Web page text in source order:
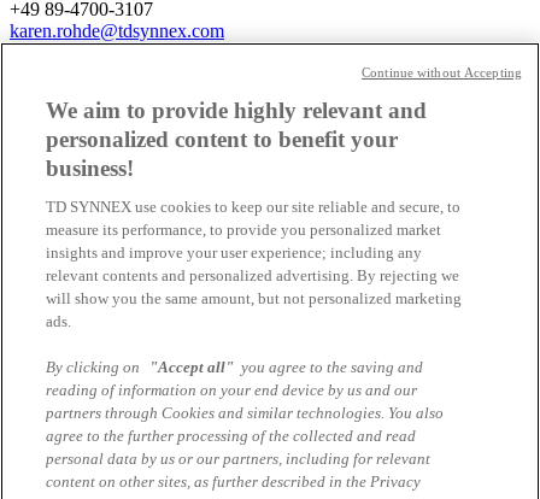
+49 89-4700-3107
karen.rohde@tdsynnex.com
Jens-Peter Henkies
Sales Engineer, TD SYNNEX
Tobias Böckmann
Sales Engineer, TD SYNNEX
Katja Csernak
Business Development Manager
Business Development Manager
Tim Rusch
Business Development Manager
Helmut Siegert
We aim to provide highly relevant and
personalized content to benefit your
business!
TD SYNNEX use cookies to keep our site reliable and secure, to
measure its performance, to provide you personalized market
insights and improve your user experience; including any
relevant contents and personalized advertising. By rejecting we
will show you the same amount, but not personalized marketing
ads.
By clicking on "Accept all" you agree to the saving and
reading of information on your end device by us and our
partners through Cookies and similar technologies. You also
agree to the further processing of the collected and read
personal data by us or our partners, including for relevant
content on other sites, as further described in the Privacy
Continue without Accepting